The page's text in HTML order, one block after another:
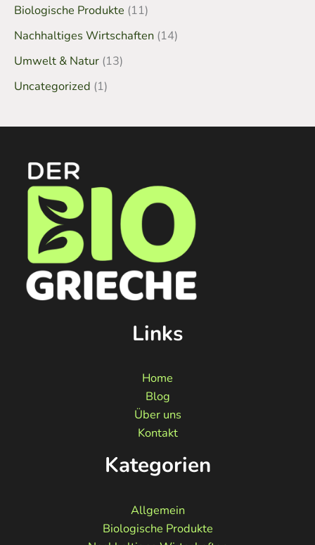
Biologische Produkte (11)
Nachhaltiges Wirtschaften (14)
Umwelt & Natur (13)
Uncategorized (1)
Links
Home
Blog
Über uns
Kontakt
Kategorien
Allgemein
Biologische Produkte